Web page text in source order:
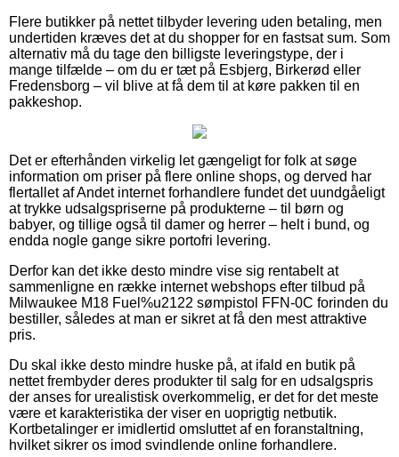
Flere butikker på nettet tilbyder levering uden betaling, men
undertiden kræves det at du shopper for en fastsat sum. Som
alternativ må du tage den billigste leveringstype, der i
mange tilfælde – om du er tæt på Esbjerg, Birkerød eller
Fredensborg – vil blive at få dem til at køre pakken til en
pakkeshop.
Det er efterhånden virkelig let gængeligt for folk at søge
information om priser på flere online shops, og derved har
flertallet af Andet internet forhandlere fundet det uundgåeligt
at trykke udsalgspriserne på produkterne – til børn og
babyer, og tillige også til damer og herrer – helt i bund, og
endda nogle gange sikre portofri levering.
Derfor kan det ikke desto mindre vise sig rentabelt at
sammenligne en række internet webshops efter tilbud på
Milwaukee M18 Fuel%u2122 sømpistol FFN-0C forinden du
bestiller, således at man er sikret at få den mest attraktive
pris.
Du skal ikke desto mindre huske på, at ifald en butik på
nettet frembyder deres produkter til salg for en udsalgspris
der anses for urealistisk overkommelig, er det for det meste
være et karakteristika der viser en uoprigtig netbutik.
Kortbetalinger er imidlertid omsluttet af en foranstaltning,
hvilket sikrer os imod svindlende online forhandlere.